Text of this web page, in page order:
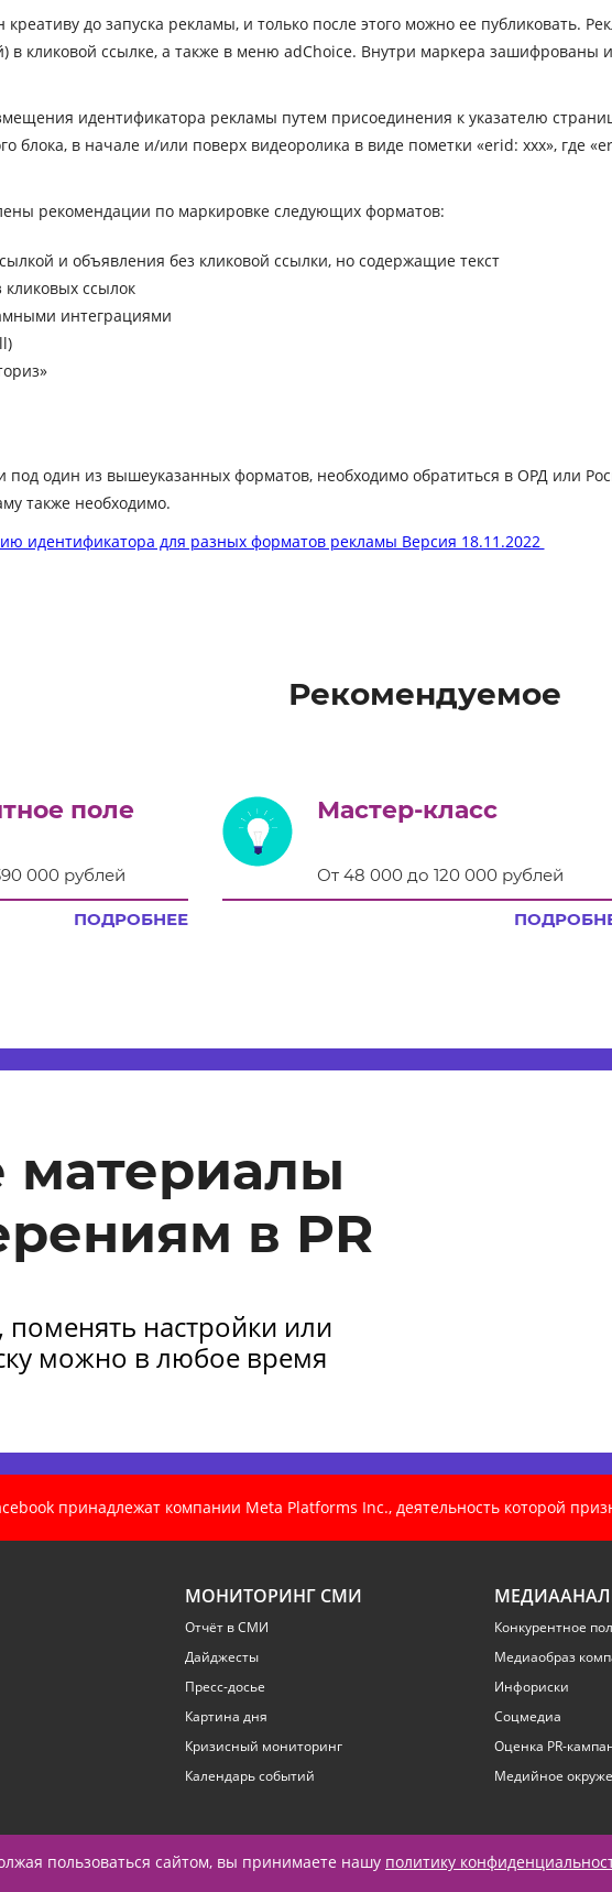
до запуска рекламы, и только после этого можно ее публиковать.
в кликовой ссылке, а также в меню adChoice. Внутри маркера
идентификатора рекламы путем присоединения к указателю
блока, в начале и/или поверх видеоролика в виде пометки «erid: ххх», где
рекомендации по маркировке следующих форматов:
и объявления без кликовой ссылки, но содержащие текст
ссылок
интеграциями
под один из вышеуказанных форматов, необходимо обратиться в ОРД или
также необходимо.
идентификатора для разных форматов рекламы Версия 18.11.2022
Рекомендуемое
поле
000 рублей
ПОДРОБНЕЕ
Мастер-класс
От 48 000 до 120 000 рублей
в PR
поменять настройки или
можно в любое время
принадлежат компании Meta Platforms Inc., деятельность которой
МОНИТОРИНГ СМИ
Отчёт в СМИ
Дайджесты
Пресс-досье
Картина дня
Кризисный мониторинг
Календарь событий
Конкурентное
Медиаобраз
Инфориски
Соцмедиа
Оценка PR-
Медийное
пользоваться сайтом, вы принимаете нашу политику